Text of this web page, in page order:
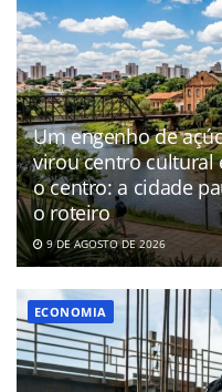
Um engenho de
virou centro cultural
o centro: a cidade
o roteiro
9 DE AGOSTO DE 2026
ECONOMIA